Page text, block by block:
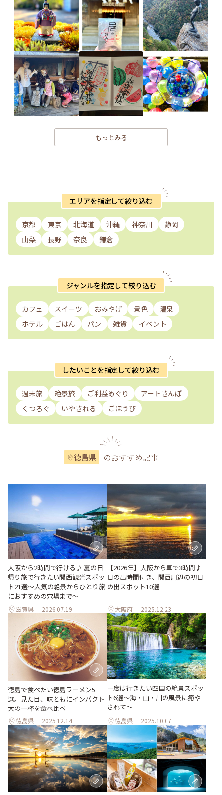
もっとみる
エリアを指定して絞り込む
京都 東京 北海道 沖縄 神奈川
静岡
山梨
長野 奈良 鎌倉
ジャンルを指定して絞り込む
カフェ スイーツ おみやげ 景色
温泉
ホテル
ごはん パン 雑貨 イベント
したいことを指定して絞り込む
週末旅 絶景旅 ご利益めぐり
アートさんぽ
くつろぐ
いやされる ごほうび
徳島県 のおすすめ記事
大阪から2時間で行ける♪ 夏の日
帰り旅で行きたい関西観光スポッ
ト21選～人気の絶景からひとり旅
におすすめの穴場まで～
滋賀県 2026.07.19
【2026年】大阪から車で3時間♪
日の出時間付き、関西周辺の初日
の出スポット10選
大阪府 2025.12.23
徳島で食べたい徳島ラーメン5
選。見た目、味ともにインパクト
大の一杯を食べ比べ
徳島県 2025.12.14
一度は行きたい四国の絶景スポッ
ト6選〜海・山・川の風景に癒や
されて〜
徳島県 2025.10.07